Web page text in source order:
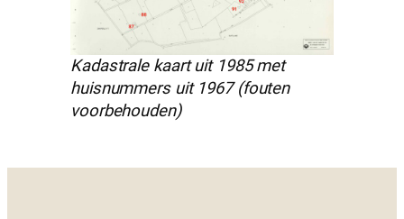
Kadastrale kaart uit 1985 met
huisnummers uit 1967 (fouten
voorbehouden)